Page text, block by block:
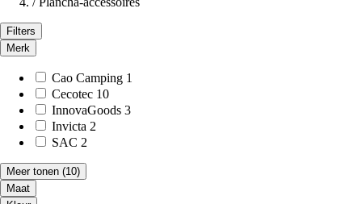
Filters
Merk
Cao Camping 1
Cecotec 10
InnovaGoods 3
Invicta 2
SAC 2
Meer tonen (10)
Maat